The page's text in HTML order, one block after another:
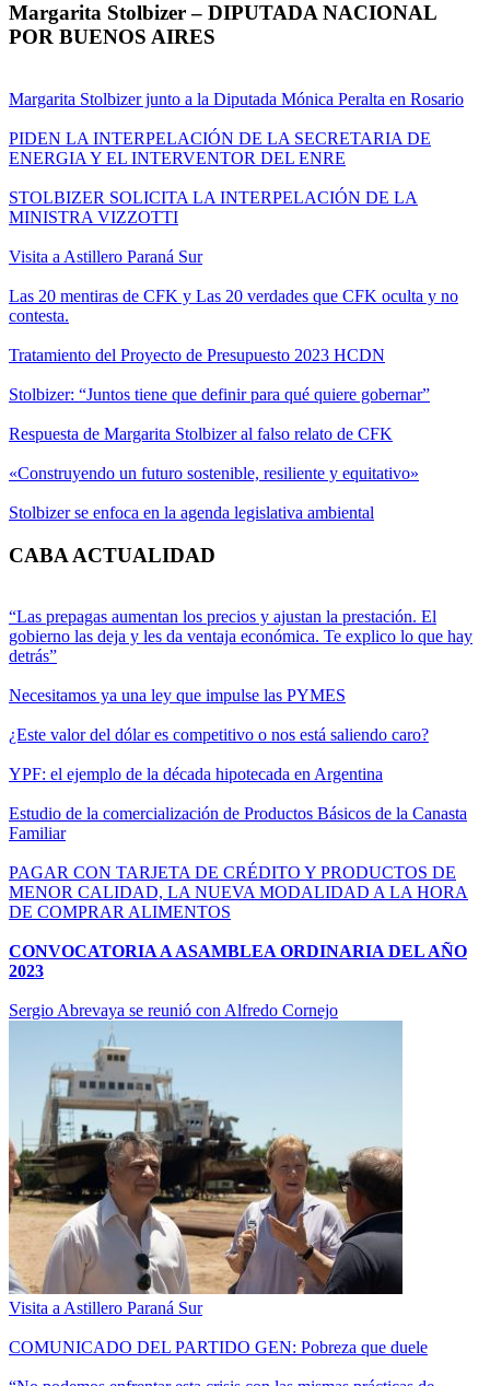
Margarita Stolbizer – DIPUTADA NACIONAL
POR BUENOS AIRES
Margarita Stolbizer junto a la Diputada Mónica Peralta en Rosario
PIDEN LA INTERPELACIÓN DE LA SECRETARIA DE
ENERGIA Y EL INTERVENTOR DEL ENRE
STOLBIZER SOLICITA LA INTERPELACIÓN DE LA
MINISTRA VIZZOTTI
Visita a Astillero Paraná Sur
Las 20 mentiras de CFK y Las 20 verdades que CFK oculta y no
contesta.
Tratamiento del Proyecto de Presupuesto 2023 HCDN
Stolbizer: “Juntos tiene que definir para qué quiere gobernar”
Respuesta de Margarita Stolbizer al falso relato de CFK
«Construyendo un futuro sostenible, resiliente y equitativo»
Stolbizer se enfoca en la agenda legislativa ambiental
CABA ACTUALIDAD
“Las prepagas aumentan los precios y ajustan la prestación. El
gobierno las deja y les da ventaja económica. Te explico lo que hay
detrás”
Necesitamos ya una ley que impulse las PYMES
¿Este valor del dólar es competitivo o nos está saliendo caro?
YPF: el ejemplo de la década hipotecada en Argentina
Estudio de la comercialización de Productos Básicos de la Canasta
Familiar
PAGAR CON TARJETA DE CRÉDITO Y PRODUCTOS DE
MENOR CALIDAD, LA NUEVA MODALIDAD A LA HORA
DE COMPRAR ALIMENTOS
CONVOCATORIA A ASAMBLEA ORDINARIA DEL AÑO
2023
Sergio Abrevaya se reunió con Alfredo Cornejo
Visita a Astillero Paraná Sur
COMUNICADO DEL PARTIDO GEN: Pobreza que duele